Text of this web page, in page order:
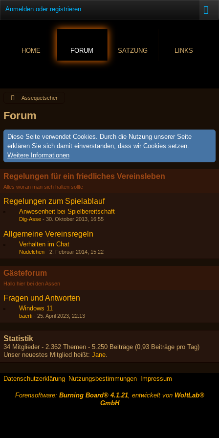
Anmelden oder registrieren
HOME FORUM SATZUNG LINKS
Assequetscher
Forum
Diese Seite verwendet Cookies. Durch die Nutzung unserer Seite
erklären Sie sich damit einverstanden, dass wir Cookies setzen.
Weitere Informationen
Regelungen für ein friedliches Vereinsleben
Alles woran man sich halten sollte
Regelungen zum Spielablauf
Anwesenheit bei Spielbereitschaft
Dig-Asse - 30. Oktober 2013, 16:55
Allgemeine Vereinsregeln
Verhalten im Chat
Nudelchen - 2. Februar 2014, 15:22
Gästeforum
Hallo hier bei den Assen
Fragen und Antworten
Windows 11
baerti - 25. April 2023, 22:13
Statistik
34 Mitglieder - 2.362 Themen - 5.250 Beiträge (0,93 Beiträge pro Tag)
Unser neuestes Mitglied heißt: Jane.
Datenschutzerklärung Nutzungsbestimmungen Impressum
Forensoftware: Burning Board® 4.1.21, entwickelt von WoltLab®
GmbH